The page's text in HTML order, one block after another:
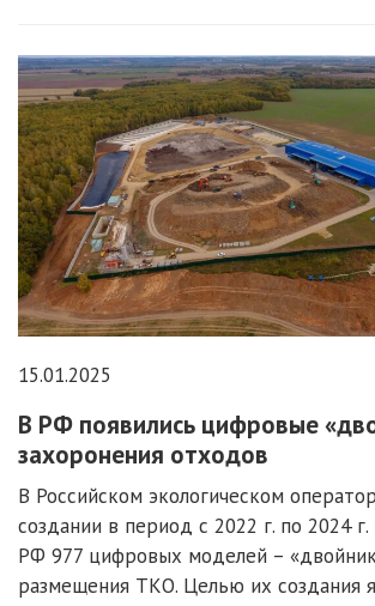
15.01.2025
В РФ появились цифровые
захоронения отходов
В Российском экологическом
создании в период с 2022 г. по 2024
РФ 977 цифровых моделей –
размещения ТКО. Целью их создания